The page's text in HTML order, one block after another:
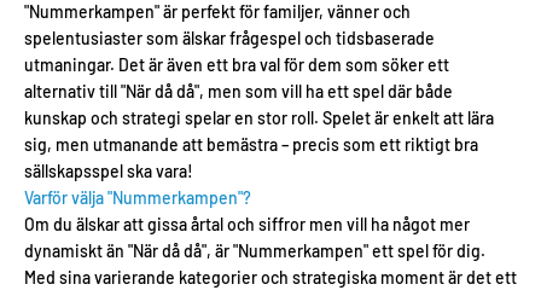
"Nummerkampen" är perfekt för familjer, vänner och
spelentusiaster som älskar frågespel och tidsbaserade
utmaningar. Det är även ett bra val för dem som söker ett
alternativ till "När då då", men som vill ha ett spel där både
kunskap och strategi spelar en stor roll. Spelet är enkelt att lära
sig, men utmanande att bemästra – precis som ett riktigt bra
sällskapsspel ska vara!
Varför välja "Nummerkampen"?
Om du älskar att gissa årtal och siffror men vill ha något mer
dynamiskt än "När då då", är "Nummerkampen" ett spel för dig.
Med sina varierande kategorier och strategiska moment är det ett